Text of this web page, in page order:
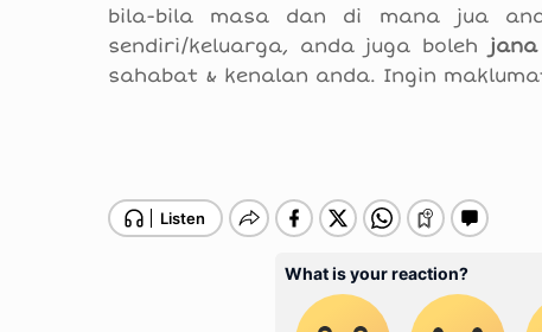
bila-bila masa dan di mana jua
sendiri/keluarga, anda juga boleh
sahabat & kenalan anda. Ingin